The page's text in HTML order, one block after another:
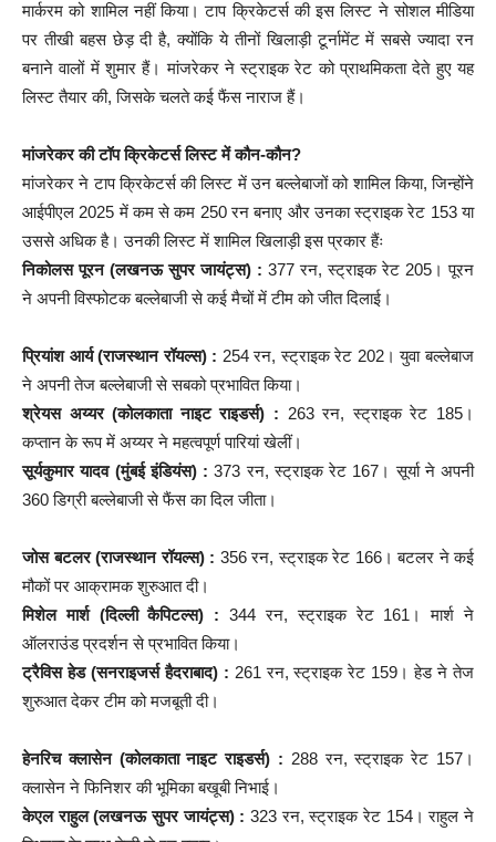
मार्करम को शामिल नहीं किया। टाप क्रिकेटर्स की इस लिस्ट ने सोशल मीडिया
पर तीखी बहस छेड़ दी है, क्योंकि ये तीनों खिलाड़ी टूर्नामेंट में सबसे ज्यादा रन
बनाने वालों में शुमार हैं। मांजरेकर ने स्ट्राइक रेट को प्राथमिकता देते हुए यह
लिस्ट तैयार की, जिसके चलते कई फैंस नाराज हैं।
मांजरेकर की टॉप क्रिकेटर्स लिस्ट में कौन-कौन?
मांजरेकर ने टाप क्रिकेटर्स की लिस्ट में उन बल्लेबाजों को शामिल किया, जिन्होंने
आईपीएल 2025 में कम से कम 250 रन बनाए और उनका स्ट्राइक रेट 153 या
उससे अधिक है। उनकी लिस्ट में शामिल खिलाड़ी इस प्रकार हैंः
निकोलस पूरन (लखनऊ सुपर जायंट्स) : 377 रन, स्ट्राइक रेट 205। पूरन
ने अपनी विस्फोटक बल्लेबाजी से कई मैचों में टीम को जीत दिलाई।
प्रियांश आर्य (राजस्थान रॉयल्स) : 254 रन, स्ट्राइक रेट 202। युवा बल्लेबाज
ने अपनी तेज बल्लेबाजी से सबको प्रभावित किया।
श्रेयस अय्यर (कोलकाता नाइट राइडर्स) : 263 रन, स्ट्राइक रेट 185।
कप्तान के रूप में अय्यर ने महत्वपूर्ण पारियां खेलीं।
सूर्यकुमार यादव (मुंबई इंडियंस) :373 रन, स्ट्राइक रेट 167। सूर्या ने अपनी
360 डिग्री बल्लेबाजी से फैंस का दिल जीता।
जोस बटलर (राजस्थान रॉयल्स) : 356 रन, स्ट्राइक रेट 166। बटलर ने कई
मौकों पर आक्रामक शुरुआत दी।
मिशेल मार्श (दिल्ली कैपिटल्स) : 344 रन, स्ट्राइक रेट 161। मार्श ने
ऑलराउंड प्रदर्शन से प्रभावित किया।
ट्रैविस हेड (सनराइजर्स हैदराबाद) : 261 रन, स्ट्राइक रेट 159। हेड ने तेज
शुरुआत देकर टीम को मजबूती दी।
हेनरिच क्लासेन (कोलकाता नाइट राइडर्स) : 288 रन, स्ट्राइक रेट 157।
क्लासेन ने फिनिशर की भूमिका बखूबी निभाई।
केएल राहुल (लखनऊ सुपर जायंट्स) : 323 रन, स्ट्राइक रेट 154। राहुल ने